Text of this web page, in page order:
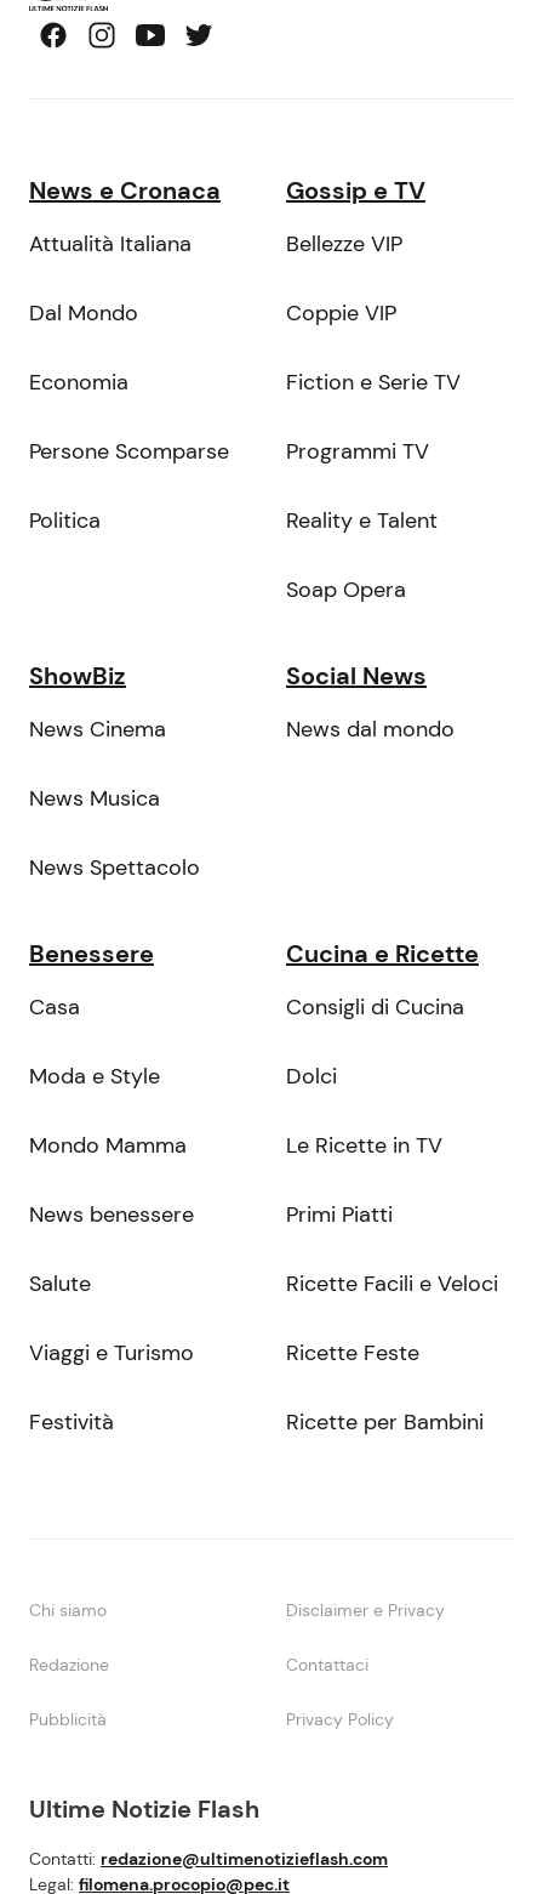
Ultime Notizie Flash
Contatti: redazione@ultimenotizieflash.com
Legal: filomena.procopio@pec.it
News e Cronaca
Attualità Italiana
Dal Mondo
Economia
Persone Scomparse
Politica
Gossip e TV
Bellezze VIP
Coppie VIP
Fiction e Serie TV
Programmi TV
Reality e Talent
Soap Opera
ShowBiz
News Cinema
News Musica
News Spettacolo
Social News
News dal mondo
Benessere
Casa
Moda e Style
Mondo Mamma
News benessere
Salute
Viaggi e Turismo
Festività
Cucina e Ricette
Consigli di Cucina
Dolci
Le Ricette in TV
Primi Piatti
Ricette Facili e Veloci
Ricette Feste
Ricette per Bambini
Chi siamo Disclaimer e Privacy
Redazione Contattaci
Pubblicità Privacy Policy